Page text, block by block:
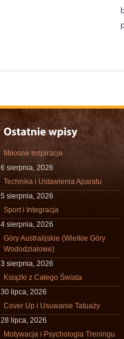
Miłosne Inspiracje
6 sierpnia, 2026
Technika i Ustawienia Aparatu
5 sierpnia, 2026
Sport i Integracja
4 sierpnia, 2026
Góry Australijskie (Wielkie Góry
Wododziałowe)
3 sierpnia, 2026
Książki z Całego Świata
30 lipca, 2026
Cover Up i Usuwanie Tatuaży
28 lipca, 2026
Motywacja i Psychologia Treningu